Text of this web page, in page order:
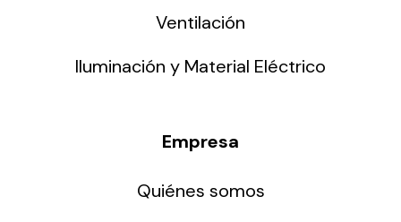
Ventilación
Iluminación y Material Eléctrico
Empresa
Quiénes somos